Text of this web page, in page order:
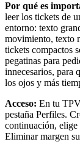
Tienda
Square
Por qué es
leer los tickets de
entorno: texto
movimiento, texto
tickets compactos
pegatinas para
innecesarios, para
los ojos y más
Acceso: En tu
pestaña Perfiles.
continuación, elige
Eliminar margen